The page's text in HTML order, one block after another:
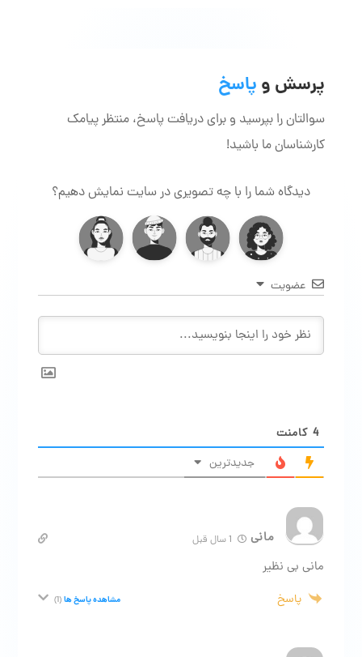
پرسش و پاسخ
سوالتان را بپرسید و برای دریافت پاسخ، منتظر پیامک
کارشناسان ما باشید!
دیدگاه شما را با چه تصویری در سایت نمایش دهیم؟
عضویت
4 کامنت
جدیدترین
مانی
مانی بی نظیر
پاسخ مشاهده پاسخ ها(1)